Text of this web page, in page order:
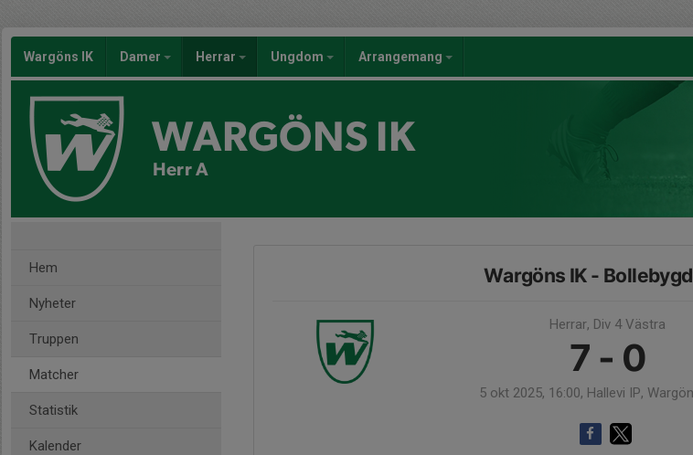
Wargöns IK Damer Herrar Ungdom Arrangemang
WARGÖNS IK
Herr A
Hem
Nyheter
Truppen
Matcher
Statistik
Kalender
Wargöns IK -
Herrar, Div 4 Västra
7 - 0
5 okt 2025, 16:00, Hallevi IP,